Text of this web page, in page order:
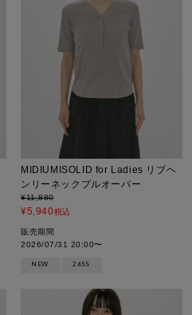
MIDIUMISOLID for Ladies リブヘ
ンリーネックプルオーバー
¥11,880
¥5,940税込
販売期間
2026/07/31 20:00〜
NEW 26SS